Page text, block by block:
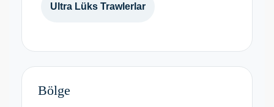
Ultra Lüks Trawlerlar
Bölge